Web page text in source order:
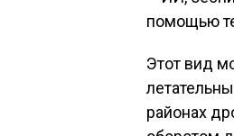
Этот вид
районах